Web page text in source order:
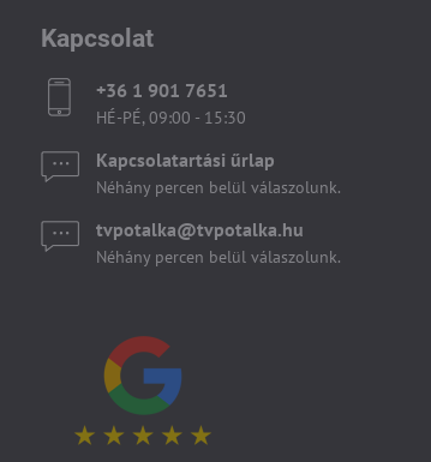
Kapcsolat
+36 1 901 7651
HÉ-PÉ, 09:00 - 15:30
Kapcsolatartási űrlap
Néhány percen belül válaszolunk.
tvpotalka​@tvpotalka​.hu
Néhány percen belül válaszolunk.